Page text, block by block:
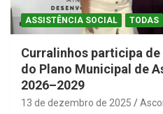
ASSISTÊNCIA SOCIAL TODAS
Curralinhos participa
do Plano Municipal de
2026–2029
13 de dezembro de 2025